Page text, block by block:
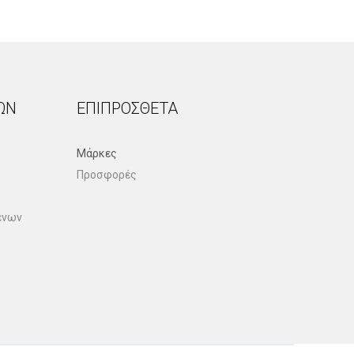
ΕΠΙΠΡΌΣΘΕΤΑ
Μάρκες
Προσφορές